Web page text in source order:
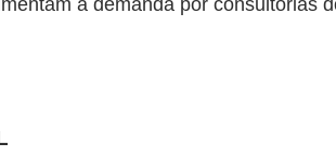
a demanda por consultorias